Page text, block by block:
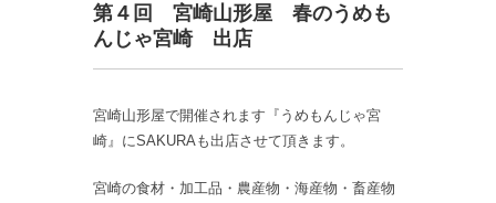
第４回 宮崎山形屋 春のうめも
んじゃ宮崎 出店
宮崎山形屋で開催されます『うめもんじゃ宮
崎』にSAKURAも出店させて頂きます。
宮崎の食材・加工品・農産物・海産物・畜産物